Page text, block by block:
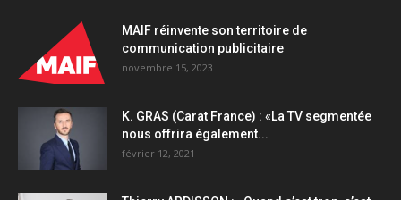
MAIF réinvente son territoire de
communication publicitaire
novembre 15, 2023
K. GRAS (Carat France) : «La TV segmentée
nous offrira également...
février 12, 2021